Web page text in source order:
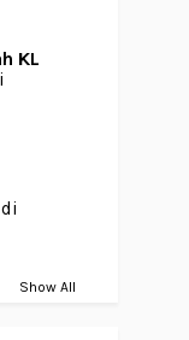
KL
Show All